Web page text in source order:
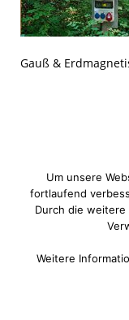
Gauß &
Um unsere
fortlaufend
Durch die
Weitere